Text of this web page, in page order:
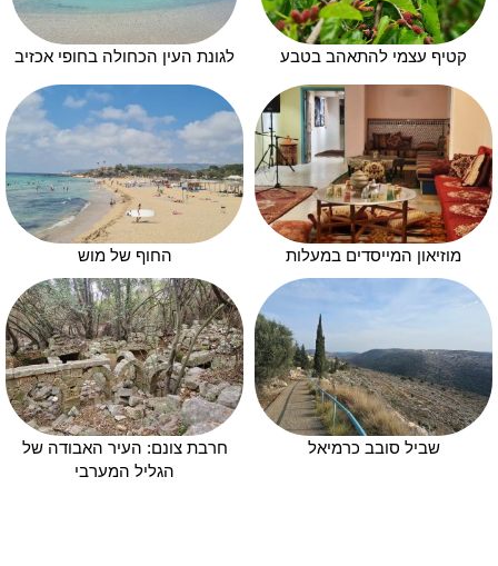
קטיף עצמי להתאהב בטבע לגונת העין הכחולה בחופי אכזיב
מוזיאון המייסדים במעלות החוף של מוש
שביל סובב כרמיאל
חרבת צונם: העיר האבודה של
הגליל המערבי